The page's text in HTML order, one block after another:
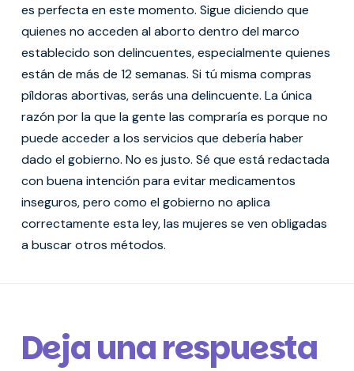
es perfecta en este momento. Sigue diciendo que
quienes no acceden al aborto dentro del marco
establecido son delincuentes, especialmente quienes
están de más de 12 semanas. Si tú misma compras
píldoras abortivas, serás una delincuente. La única
razón por la que la gente las compraría es porque no
puede acceder a los servicios que debería haber
dado el gobierno. No es justo. Sé que está redactada
con buena intención para evitar medicamentos
inseguros, pero como el gobierno no aplica
correctamente esta ley, las mujeres se ven obligadas
a buscar otros métodos.
Deja una respuesta